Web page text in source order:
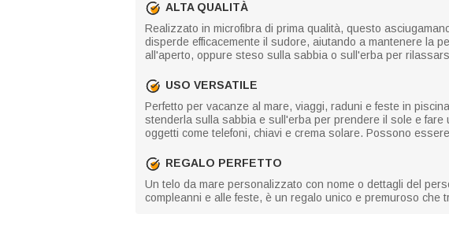
ALTA QUALITÀ
Realizzato in microfibra di prima qualità, questo
disperde efficacemente il sudore, aiutando a mantenere la
all'aperto, oppure steso sulla sabbia o sull'erba per
USO VERSATILE
Perfetto per vacanze al mare, viaggi, raduni e feste in
stenderla sulla sabbia e sull'erba per prendere il sole e
oggetti come telefoni, chiavi e crema solare. Possono
REGALO PERFETTO
Un telo da mare personalizzato con nome o dettagli del
compleanni e alle feste, è un regalo unico e premuroso